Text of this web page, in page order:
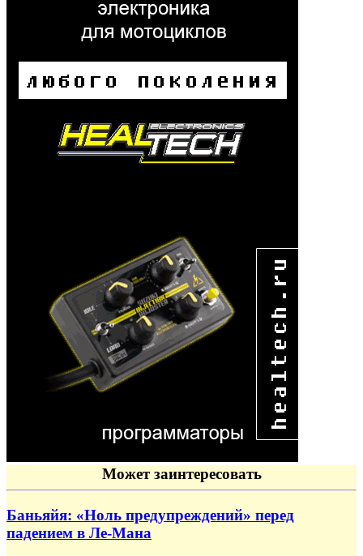
Может заинтересовать
Баньяйя: «Ноль предупреждений» перед
падением в Ле-Мана